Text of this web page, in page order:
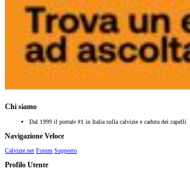
Chi siamo
Dal 1999 il portale #1 in Italia sulla calvizie e caduta dei capelli
Navigazione Veloce
Calvizie.net Forum Supporto
Profilo Utente